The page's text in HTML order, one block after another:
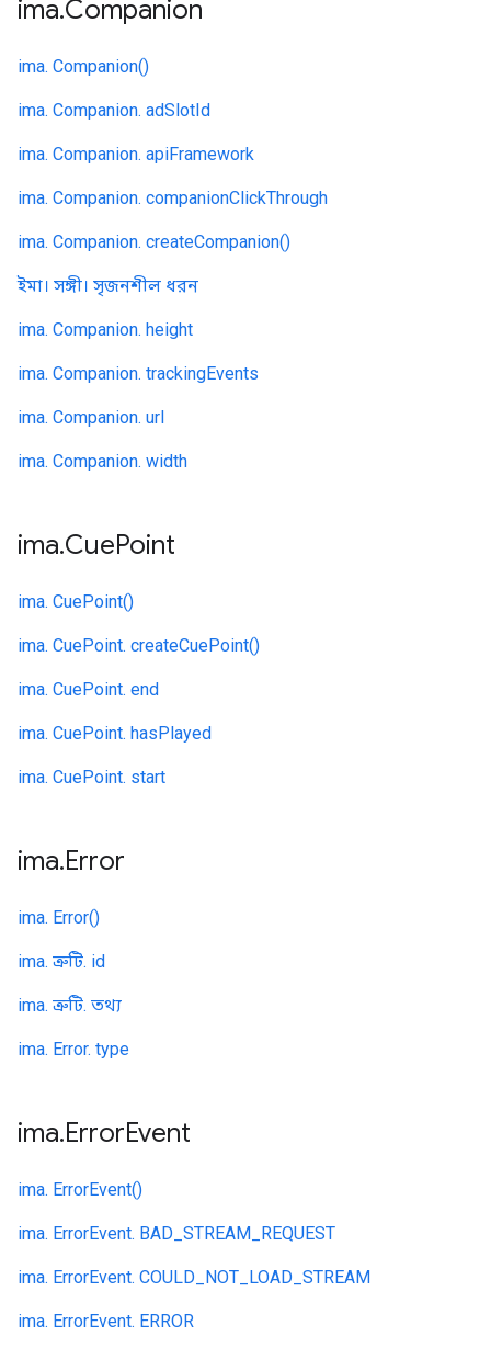
ima.Companion
ima. Companion()
ima. Companion. adSlotId
ima. Companion. apiFramework
ima. Companion. companionClickThrough
ima. Companion. createCompanion()
ইমা। সঙ্গী। সৃজনশীল ধরন
ima. Companion. height
ima. Companion. trackingEvents
ima. Companion. url
ima. Companion. width
ima.CuePoint
ima. CuePoint()
ima. CuePoint. createCuePoint()
ima. CuePoint. end
ima. CuePoint. hasPlayed
ima. CuePoint. start
ima.Error
ima. Error()
ima. ত্রুটি. id
ima. ত্রুটি. তথ্য
ima. Error. type
ima.ErrorEvent
ima. ErrorEvent()
ima. ErrorEvent. BAD_STREAM_REQUEST
ima. ErrorEvent. COULD_NOT_LOAD_STREAM
ima. ErrorEvent. ERROR